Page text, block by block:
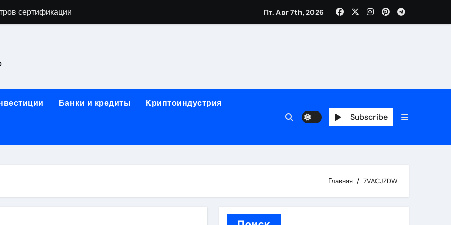
бра в виде факела с эффектом старины
работы на объектах культурного наследия
одежды: джемперы, брюки, куртки
для международных расчетов
от проектной документации до противопожарных мероприятий и обустройства мест отдыха
Пт. Авг 7th, 2026
Банки и кредиты Криптоиндустрия
Subscribe
Главная 7VACJZDW